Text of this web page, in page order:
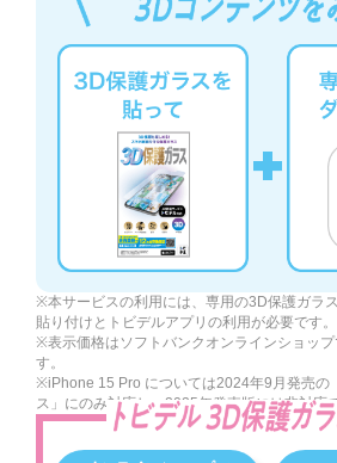
※本サービスの利用には、専用の3D保護ガラ
貼り付けとトビデルアプリの利用が必要です。
※表示価格はソフトバンクオンラインショッ
す。
※iPhone 15 Pro については2024年9月発売の
ス」にのみ対応し、2025年発売版には非対応